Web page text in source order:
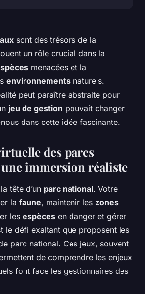
sont des trésors de la
un rôle crucial dans la
menacées et la
environnements naturels.
peut paraître abstraite pour
jeu de gestion pouvait changer
dans cette idée fascinante.
des parcs
immersion réaliste
tête d’un parc national. Votre
la faune, maintenir les zones
les espèces en danger et gérer
le défi exaltant que proposent les
parc national. Ces jeux, souvent
de comprendre les enjeux
font face les gestionnaires des